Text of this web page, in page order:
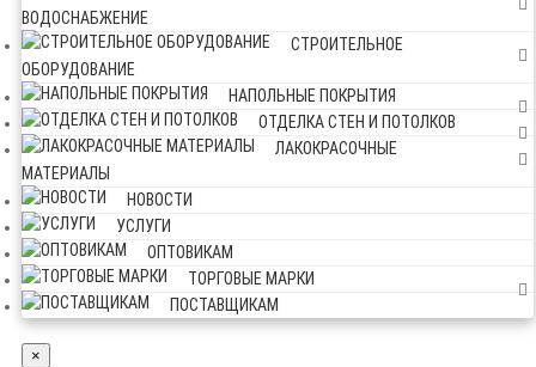
ВОДОСНАБЖЕНИЕ
СТРОИТЕЛЬНОЕ
ОБОРУДОВАНИЕ
НАПОЛЬНЫЕ ПОКРЫТИЯ
ОТДЕЛКА СТЕН И ПОТОЛКОВ
ЛАКОКРАСОЧНЫЕ
МАТЕРИАЛЫ
НОВОСТИ
УСЛУГИ
ОПТОВИКАМ
ТОРГОВЫЕ МАРКИ
ПОСТАВЩИКАМ
×